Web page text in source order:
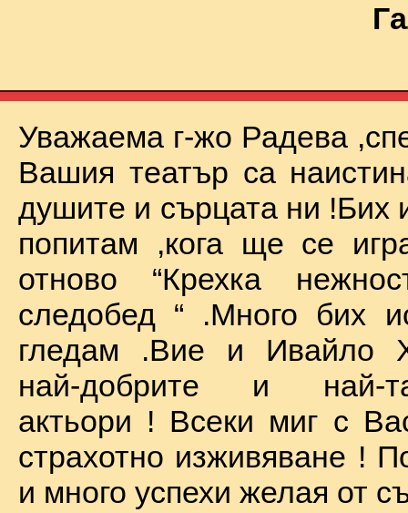
Уважаема г-жо Радева
Вашия театър са
душите и сърцата ни !Бих
попитам ,кога ще се
отново “Крехка
следобед “ .Много бих
гледам .Вие и Ивайло
най-добрите и най-
актьори ! Всеки миг с
страхотно изживяване !
и много успехи желая от